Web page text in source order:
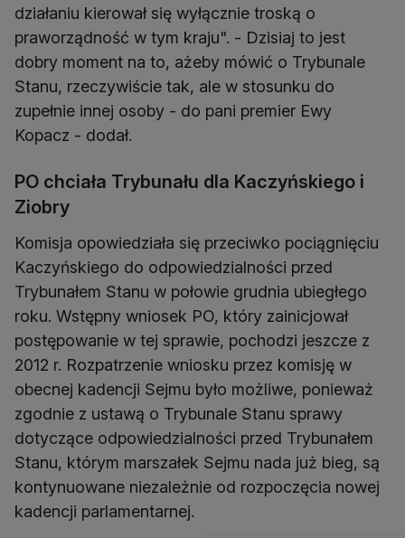
działaniu kierował się wyłącznie troską o
praworządność w tym kraju". - Dzisiaj to jest
dobry moment na to, ażeby mówić o Trybunale
Stanu, rzeczywiście tak, ale w stosunku do
zupełnie innej osoby - do pani premier Ewy
Kopacz - dodał.
PO chciała Trybunału dla Kaczyńskiego i
Ziobry
Komisja opowiedziała się przeciwko pociągnięciu
Kaczyńskiego do odpowiedzialności przed
Trybunałem Stanu w połowie grudnia ubiegłego
roku. Wstępny wniosek PO, który zainicjował
postępowanie w tej sprawie, pochodzi jeszcze z
2012 r. Rozpatrzenie wniosku przez komisję w
obecnej kadencji Sejmu było możliwe, ponieważ
zgodnie z ustawą o Trybunale Stanu sprawy
dotyczące odpowiedzialności przed Trybunałem
Stanu, którym marszałek Sejmu nada już bieg, są
kontynuowane niezależnie od rozpoczęcia nowej
kadencji parlamentarnej.